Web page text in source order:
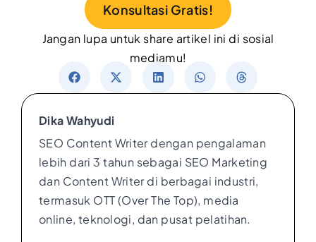
Konsultasi Gratis!
Jangan lupa untuk share artikel ini di sosial
mediamu!
Dika Wahyudi
SEO Content Writer dengan pengalaman
lebih dari 3 tahun sebagai SEO Marketing
dan Content Writer di berbagai industri,
termasuk OTT (Over The Top), media
online, teknologi, dan pusat pelatihan.